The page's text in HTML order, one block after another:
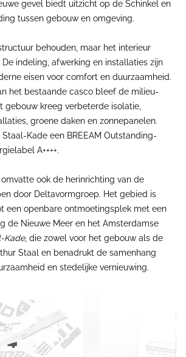
gevel biedt uitzicht op de Schinkel en
tussen gebouw en omgeving.
behouden, maar het interieur
indeling, afwerking en installaties zijn
eisen voor comfort en duurzaamheid.
het bestaande casco bleef de milieu-
gebouw kreeg verbeterde isolatie,
groene daken en zonnepanelen.
Kade een BREEAM Outstanding-
A++++.
ook de herinrichting van de
door Deltavormgroep. Het gebied is
een openbare ontmoetingsplek met een
de Nieuwe Meer en het Amsterdamse
Kade, die zowel voor het gebouw als de
Staal en benadrukt de samenhang
en stedelijke vernieuwing.